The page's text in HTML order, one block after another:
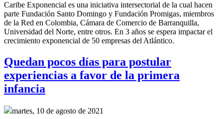
Caribe Exponencial es una iniciativa intersectorial de la cual hacen
parte Fundación Santo Domingo y Fundación Promigas, miembros
de la Red en Colombia, Cámara de Comercio de Barranquilla,
Universidad del Norte, entre otros. En 3 años se espera impactar el
crecimiento exponencial de 50 empresas del Atlántico.
Quedan pocos días para postular
experiencias a favor de la primera
infancia
martes, 10 de agosto de 2021